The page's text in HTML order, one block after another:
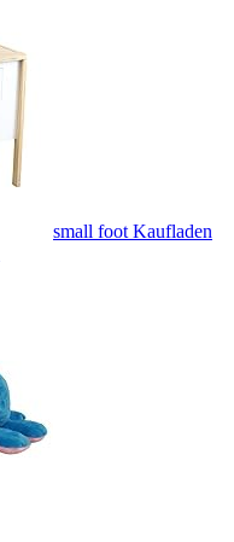
small foot Kaufladen